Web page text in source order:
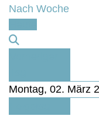
Nach Woche
Montag, 02. März